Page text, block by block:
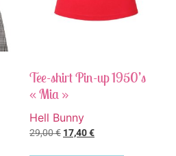
Tee-shirt Pin-up 1950’s
« Mia »
Hell Bunny
29,00€ 17,40€